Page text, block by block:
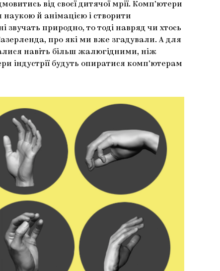
від своєї дитячої мрії. Комп’ютери
й анімацією і створити
природно, то тоді навряд чи хтось
про які ми вже згадували. А для
навіть більш жалюгідними, ніж
індустрії будуть опиратися комп’ютерам